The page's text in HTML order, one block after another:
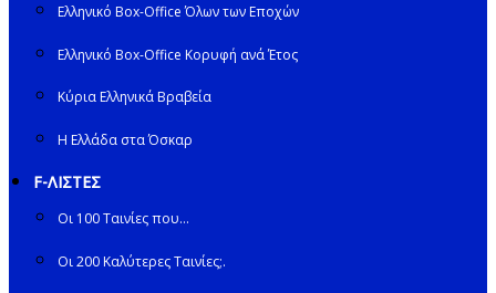
Ελληνικό Box-Office Όλων των Εποχών
Ελληνικό Box-Office Κορυφή ανά Έτος
Κύρια Ελληνικά Βραβεία
Η Ελλάδα στα Όσκαρ
F-ΛΙΣΤΕΣ
Οι 100 Ταινίες που…
Οι 200 Καλύτερες Ταινίες;.